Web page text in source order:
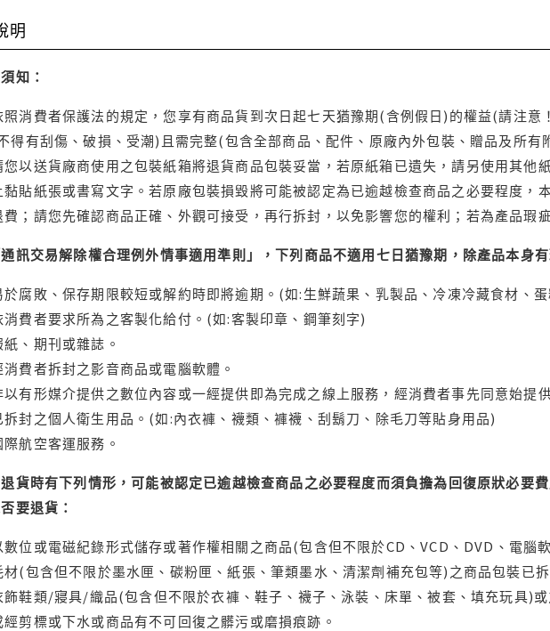
明
知：
照消費者保護法的規定，您享有商品貨到次日起七天猶豫期(含例假日)的權益(請注
得有刮傷、破損、受潮)且需完整(包含全部商品、配件、原廠內外包裝、贈品及所有
您以送貨廠商使用之包裝紙箱將退貨商品包裝妥當，若原紙箱已遺失，請另使用其他
黏貼紙張或書寫文字。若原廠包裝損毀將可能被認定為已逾越檢查商品之必要程度
費；請您先確認商品正確、外觀可接受，再行拆封，以免影響您的權利；若為產品瑕
訊交易解除權合理例外情事適用準則」，下列商品不適用七日猶豫期，除產品本身
於腐敗、保存期限較短或解約時即將逾期。(如:生鮮蔬果、乳製品、冷凍冷藏食材、
消費者要求所為之客製化給付。(如:客製印章、鋼筆刻字)
紙、期刊或雜誌。
消費者拆封之影音商品或電腦軟體。
以有形媒介提供之數位內容或一經提供即為完成之線上服務，經消費者事先同意始提
拆封之個人衛生用品。(如:內衣褲、襪類、褲襪、刮鬍刀、除毛刀等貼身用品)
際航空客運服務。
貨時有下列情形，可能被認定已逾越檢查商品之必要程度而須負擔為回復原狀必要
要退貨：
數位或電磁紀錄形式儲存或著作權相關之商品(包含但不限於CD、VCD、DVD、電腦
材(包含但不限於墨水匣、碳粉匣、紙張、筆類墨水、清潔劑補充包等)之商品包裝已
飾鞋類/寢具/織品(包含但不限於衣褲、鞋子、襪子、泳裝、床單、被套、填充玩具)
經剪標或下水或商品有不可回復之髒污或磨損痕跡。